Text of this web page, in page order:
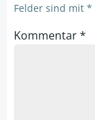
Felder sind mit *
Kommentar*